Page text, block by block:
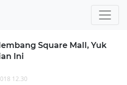
Square Mall, Yuk
Ini
12.30